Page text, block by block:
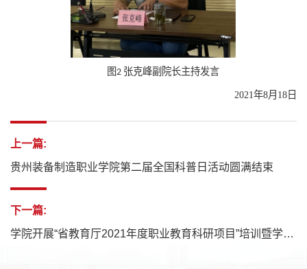
图2 张克峰副院长主持发言
2021年8月18日
上一篇:
贵州装备制造职业学院第二届全国科普日活动圆满结束
下一篇:
学院开展“省教育厅2021年度职业教育科研项目”培训暨学术交流会